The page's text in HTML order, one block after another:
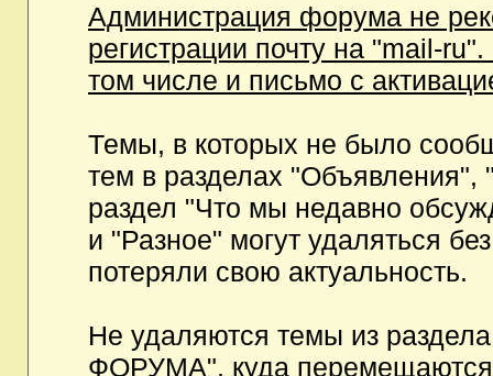
Администрация форума не
регистрации почту на "mail-
том числе и письмо с
Темы, в которых не было
тем в разделах
раздел "Что мы недавно
и "Разное" могут удаляться
потеряли свою актуальность.
Не удаляются темы из
ФОРУМА", куда перемещаются